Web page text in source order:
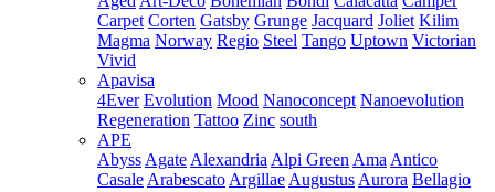
Carpet Corten Gatsby Grunge Jacquard Joliet Kilim
Magma Norway Regio Steel Tango Uptown Victorian
Vivid
Apavisa
4Ever Evolution Mood Nanoconcept Nanoevolution
Regeneration Tattoo Zinc south
APE
Abyss Agate Alexandria Alpi Green Ama Antico
Casale Arabescato Argillae Augustus Aurora Bellagio